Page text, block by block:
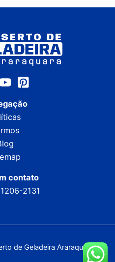
contato
2131
de Geladeira Araraquara